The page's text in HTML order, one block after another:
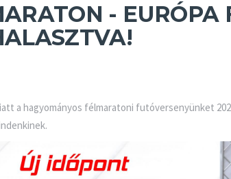
- EURÓPA
a hagyományos félmaratoni futóversenyünket